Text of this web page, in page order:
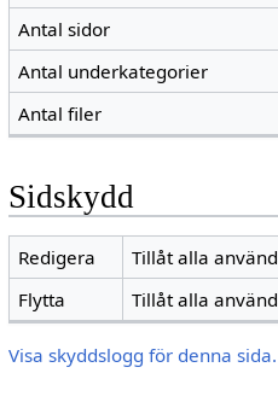
Antal sidor
Antal underkategorier
Antal filer
Sidskydd
Redigera
Tillåt alla
Flytta
Tillåt alla
Visa skyddslogg för denna sida.